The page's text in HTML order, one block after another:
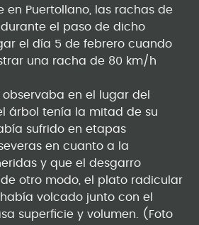
en Puertollano, las rachas de
el paso de dicho
el día 5 de febrero cuando
una racha de 80 km/h
observaba en el lugar del
árbol tenía la mitad de su
sufrido en etapas
en cuanto a la
y que el desgarro
otro modo, el plato radicular
volcado junto con el
superficie y volumen. (Foto